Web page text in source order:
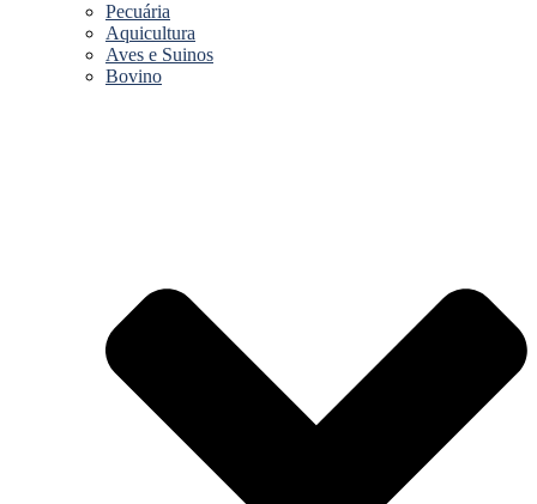
Pecuária
Aquicultura
Aves e Suinos
Bovino